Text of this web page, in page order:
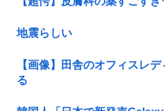
地震らしい
【画像】田舎のオフィスレ
る